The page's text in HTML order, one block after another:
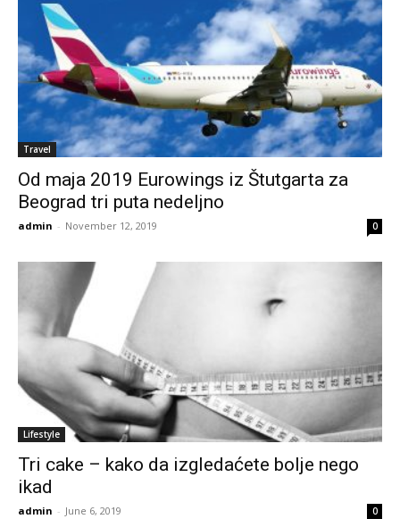
Travel
Od maja 2019 Eurowings iz Štutgarta za
Beograd tri puta nedeljno
admin - November 12, 2019 0
Lifestyle
Tri cake – kako da izgledaćete bolje nego
ikad
admin - June 6, 2019 0